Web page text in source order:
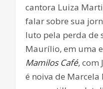
cantora Luiza
falar sobre sua
luto pela perda de
Maurílio, em uma
Mamilos Café, com
é noiva de Marcela